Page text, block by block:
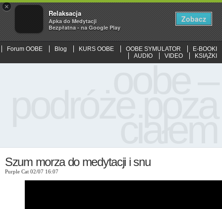
×
Relaksacja
Apka do Medytacji
Bezpłatna - na Google Play
Zobacz
Forum OOBE Blog KURS OOBE OOBE SYMULATOR
E-BOOKI
AUDIO
VIDEO KSIĄŻKI
Szum morza do medytacji i snu
Purple Cat 02/07 16:07